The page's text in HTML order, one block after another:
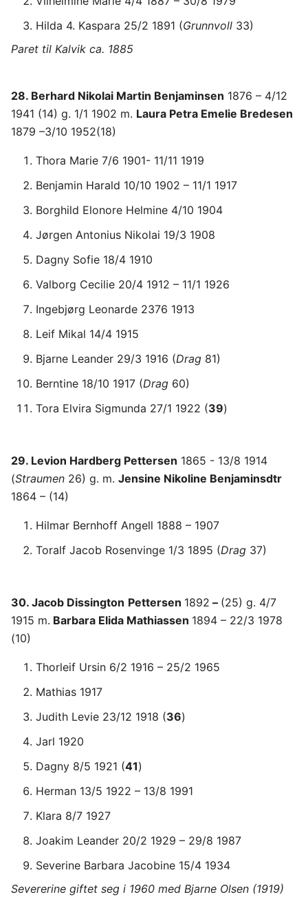
Hilda 4. Kaspara 25/2 1891 (Grunnvoll 33)
Paret til Kalvik ca. 1885
28. Berhard Nikolai Martin Benjaminsen 1876 – 4/12
1941 (14) g. 1/1 1902 m. Laura Petra Emelie Bredesen
1879 –3/10 1952(18)
Thora Marie 7/6 1901- 11/11 1919
Benjamin Harald 10/10 1902 – 11/1 1917
Borghild Elonore Helmine 4/10 1904
Jørgen Antonius Nikolai 19/3 1908
Dagny Sofie 18/4 1910
Valborg Cecilie 20/4 1912 – 11/1 1926
Ingebjørg Leonarde 2376 1913
Leif Mikal 14/4 1915
Bjarne Leander 29/3 1916 (Drag 81)
Berntine 18/10 1917 (Drag 60)
Tora Elvira Sigmunda 27/1 1922 (39)
29. Levion Hardberg Pettersen 1865 - 13/8 1914
(Straumen 26) g. m. Jensine Nikoline Benjaminsdtr
1864 – (14)
Hilmar Bernhoff Angell 1888 – 1907
Toralf Jacob Rosenvinge 1/3 1895 (Drag 37)
30. Jacob Dissington Pettersen 1892 – (25) g. 4/7
1915 m. Barbara Elida Mathiassen 1894 – 22/3 1978
(10)
Thorleif Ursin 6/2 1916 – 25/2 1965
Mathias 1917
Judith Levie 23/12 1918 (36)
Jarl 1920
Dagny 8/5 1921 (41)
Herman 13/5 1922 – 13/8 1991
Klara 8/7 1927
Joakim Leander 20/2 1929 – 29/8 1987
Severine Barbara Jacobine 15/4 1934
Severerine giftet seg i 1960 med Bjarne Olsen (1919)